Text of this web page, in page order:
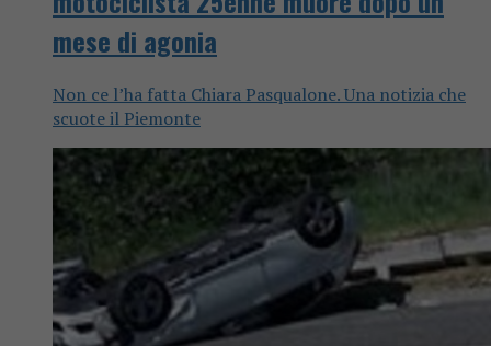
mese di agonia
Non ce l’ha fatta Chiara Pasqualone. Una notizia che
scuote il Piemonte